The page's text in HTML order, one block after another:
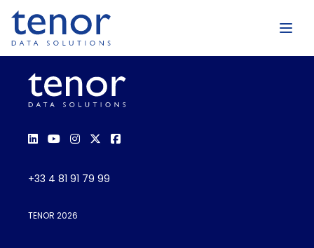
+33 4 81 91 79 99
TENOR 2026